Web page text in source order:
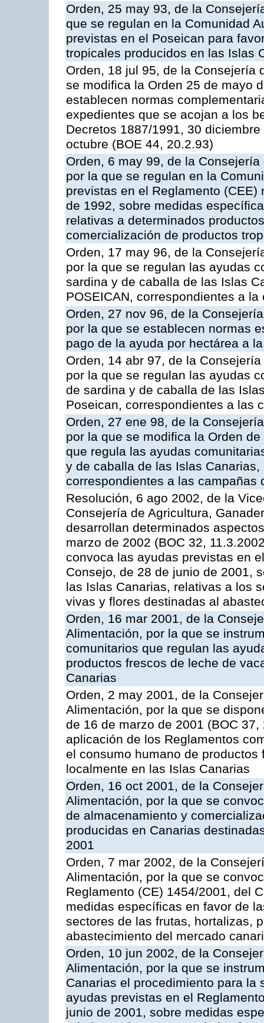
Orden, 25 may 93, de la
que se regulan en la Comunidad
previstas en el Poseican para
tropicales producidos en las Islas
Orden, 18 jul 95, de la Consejería
se modifica la Orden 25 de mayo
establecen normas
expedientes que se acojan a los
Decretos 1887/1991, 30
octubre (BOE 44, 20.2.93)
Orden, 6 may 99, de la
por la que se regulan en la
previstas en el Reglamento
de 1992, sobre medidas
relativas a determinados
comercialización de productos
Orden, 17 may 96, de la
por la que se regulan las ayudas
sardina y de caballa de las Islas
POSEICAN, correspondientes a
Orden, 27 nov 96, de la
por la que se establecen normas
pago de la ayuda por hectárea a
Orden, 14 abr 97, de la
por la que se regulan las ayudas
de sardina y de caballa de las
Poseican, correspondientes a las
Orden, 27 ene 98, de la
por la que se modifica la Orden
que regula las ayudas
y de caballa de las Islas
correspondientes a las campañas
Resolución, 6 ago 2002, de la
Consejería de Agricultura,
desarrollan determinados
marzo de 2002 (BOC 32,
convoca las ayudas previstas en
Consejo, de 28 de junio de 2001,
las Islas Canarias, relativas a los
vivas y flores destinadas al
Orden, 16 mar 2001, de la
Alimentación, por la que se
comunitarios que regulan las
productos frescos de leche de
Canarias
Orden, 2 may 2001, de la
Alimentación, por la que se
de 16 de marzo de 2001 (BOC
aplicación de los Reglamentos
el consumo humano de
localmente en las Islas Canarias
Orden, 16 oct 2001, de la
Alimentación, por la que se
de almacenamiento y
producidas en Canarias
2001
Orden, 7 mar 2002, de la
Alimentación, por la que se
Reglamento (CE) 1454/2001, del
medidas específicas en favor de
sectores de las frutas, hortalizas,
abastecimiento del mercado
Orden, 10 jun 2002, de la
Alimentación, por la que se
Canarias el procedimiento para
ayudas previstas en el
junio de 2001, sobre medidas